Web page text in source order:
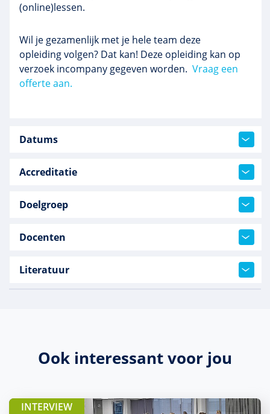
(online)lessen.
Wil je gezamenlijk met je hele team deze
opleiding volgen? Dat kan! Deze opleiding kan op
verzoek incompany gegeven worden. Vraag een
offerte aan.
Datums
Accreditatie
Doelgroep
Docenten
Literatuur
Ook interessant voor jou
INTERVIEW